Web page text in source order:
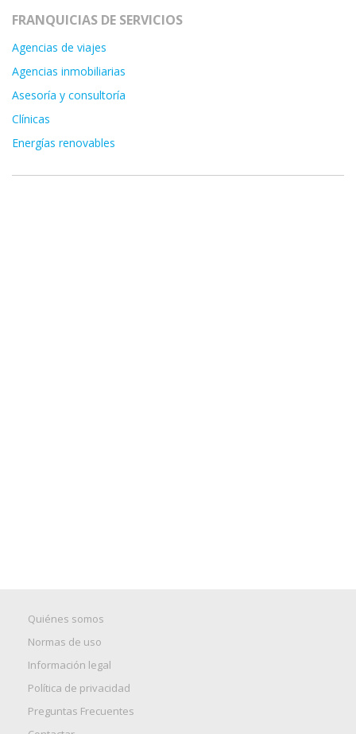
FRANQUICIAS DE SERVICIOS
Agencias de viajes
Agencias inmobiliarias
Asesoría y consultoría
Clínicas
Energías renovables
Quiénes somos
Normas de uso
Información legal
Política de privacidad
Preguntas Frecuentes